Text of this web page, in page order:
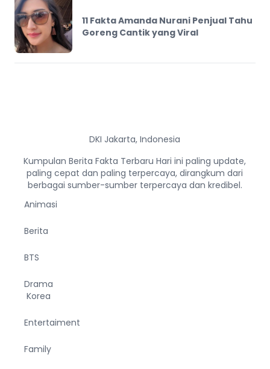
11 Fakta Amanda Nurani Penjual Tahu
Goreng Cantik yang Viral
DKI Jakarta, Indonesia
Kumpulan Berita Fakta Terbaru Hari ini paling update,
paling cepat dan paling terpercaya, dirangkum dari
berbagai sumber-sumber terpercaya dan kredibel.
Animasi
Berita
BTS
Drama
Korea
Entertaiment
Family